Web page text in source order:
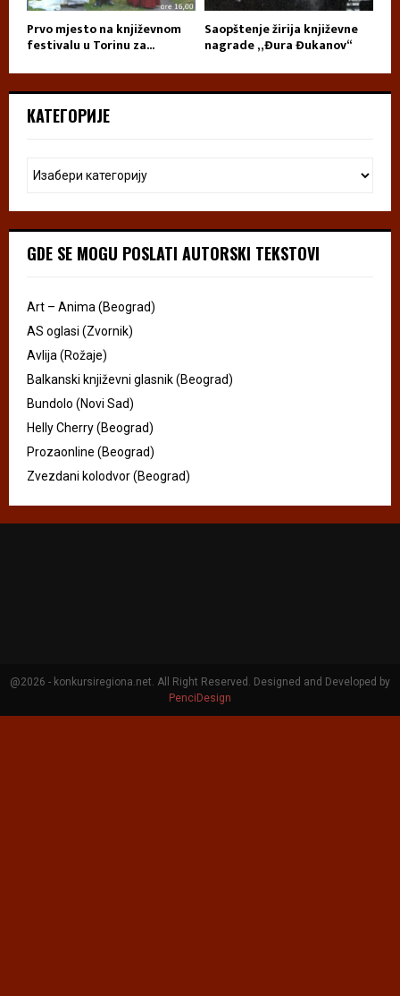
Prvo mjesto na književnom
festivalu u Torinu za...
Saopštenje žirija književne
nagrade „Đura Đukanov“
КАТЕГОРИЈЕ
GDE SE MOGU POSLATI AUTORSKI TEKSTOVI
Art – Anima (Beograd)
AS oglasi (Zvornik)
Avlija (Rožaje)
Balkanski književni glasnik (Beograd)
Bundolo (Novi Sad)
Helly Cherry (Beograd)
Prozaonline (Beograd)
Zvezdani kolodvor (Beograd)
@2026 - konkursiregiona.net. All Right Reserved. Designed and Developed by
PenciDesign